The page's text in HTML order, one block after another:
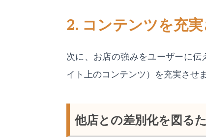
2. コンテンツを充
次に、お店の強みをユーザーに
イト上のコンテンツ）を充実させ
他店との差別化を図る